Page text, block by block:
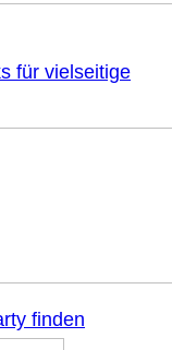
für vielseitige
finden